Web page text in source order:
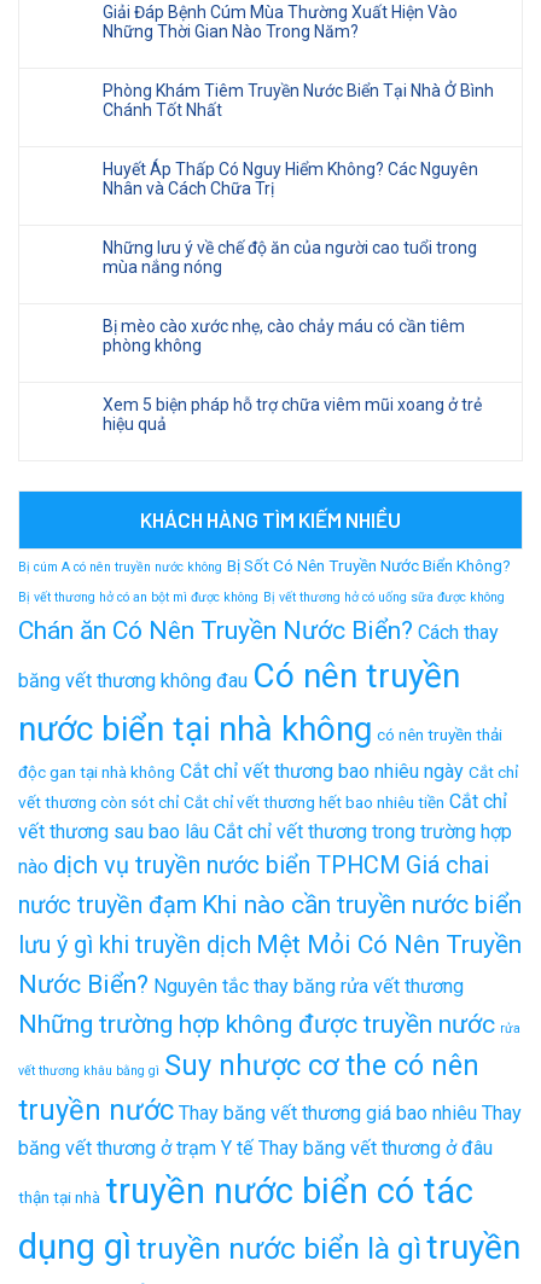
Giải Đáp Bệnh Cúm Mùa Thường Xuất Hiện Vào
Những Thời Gian Nào Trong Năm?
Phòng Khám Tiêm Truyền Nước Biển Tại Nhà Ở Bình
Chánh Tốt Nhất
Huyết Áp Thấp Có Nguy Hiểm Không? Các Nguyên
Nhân và Cách Chữa Trị
Những lưu ý về chế độ ăn của người cao tuổi trong
mùa nắng nóng
Bị mèo cào xước nhẹ, cào chảy máu có cần tiêm
phòng không
Xem 5 biện pháp hỗ trợ chữa viêm mũi xoang ở trẻ
hiệu quả
KHÁCH HÀNG TÌM KIẾM NHIỀU
Bị cúm A có nên truyền nước không Bị Sốt Có Nên Truyền Nước Biển Không?
Bị vết thương hở có an bột mì được không Bị vết thương hở có uống sữa được không
Chán ăn Có Nên Truyền Nước Biển? Cách thay
băng vết thương không đau Có nên truyền
nước biển tại nhà không có nên truyền thải
độc gan tại nhà không Cắt chỉ vết thương bao nhiêu ngày Cắt chỉ
vết thương còn sót chỉ Cắt chỉ vết thương hết bao nhiêu tiền Cắt chỉ
vết thương sau bao lâu Cắt chỉ vết thương trong trường hợp
nào dịch vụ truyền nước biển TPHCM Giá chai
nước truyền đạm Khi nào cần truyền nước biển
lưu ý gì khi truyền dịch Mệt Mỏi Có Nên Truyền
Nước Biển? Nguyên tắc thay băng rửa vết thương
Những trường hợp không được truyền nước rửa
vết thương khâu bằng gì Suy nhược cơ the có nên
truyền nước Thay băng vết thương giá bao nhiêu Thay
băng vết thương ở trạm Y tế Thay băng vết thương ở đâu
thận tại nhà truyền nước biển có tác
dụng gì truyền nước biển là gìtruyền